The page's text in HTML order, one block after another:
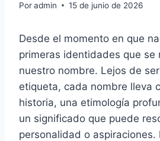
Poradmin 15 de junio de 2026
Desde el momento en que
primeras identidades que se
nuestro nombre. Lejos de
etiqueta, cada nombre lleva
historia, una etimología
un significado que puede
personalidad o aspiraciones.